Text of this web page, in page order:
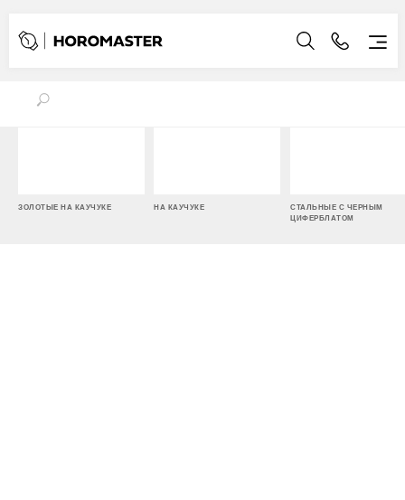
ЗОЛОТЫЕ НА КАУЧУКЕ НА КАУЧУКЕ
СТАЛЬНЫЕ С ЧЕРНЫМ
ЦИФЕРБЛАТОМ